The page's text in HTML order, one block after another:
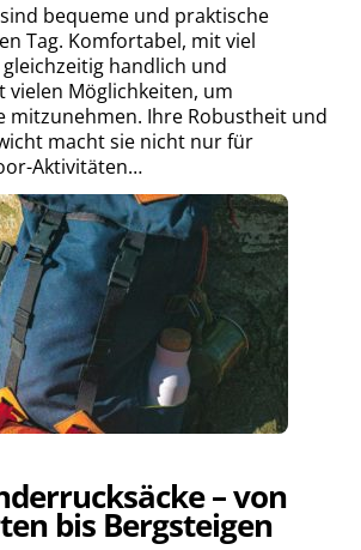
bequeme und praktische
Tag. Komfortabel, mit viel
handlich und
vielen Möglichkeiten, um
mitzunehmen. Ihre Robustheit und
macht sie nicht nur für
Aktivitäten…
– von
bis Bergsteigen